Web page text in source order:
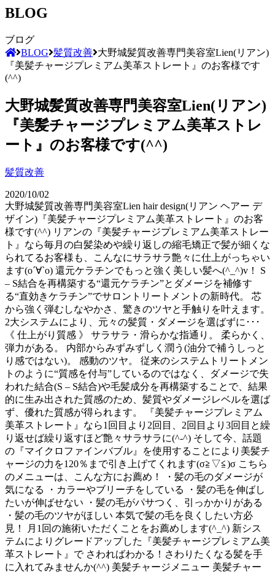
BLOG
ブログ
BLOG 髪質改善 大野城髪質改善専門美容室Lien(リアン)
『美髪チャージプレミアム美革ストレート』のお客様です
(^^)
大野城髪質改善専門美容室Lien(リアン)
『美髪チャージプレミアム美革ストレ
ート』のお客様です(^^)
髪質改善
2020/10/02
大野城髪質改善専門美容室Lien hair design(リアン ヘアー デ
ザイン)『美髪チャージプレミアム美革ストレート』のお客
様です(^^) リアンの『美髪チャージプレミアム美革ストレー
ト』なら毎月の白髪染めや繰り返しの縮毛矯正で髪が細くな
られてるお客様も、こんなにサラサラ艶々に仕上がっちゃい
ます(о´∀`о) 還元ケラチンでもっと強く美しい髪へ(^_^)v！ S
– S結合を再構築する“還元ケラチン”とダメージを補修す
る“直効きケラチン”でサロントリートメントの新時代。 芯
から強く弾むしなやかさ、驚きのツヤと手触りを叶えます。
2大システムにより、元々の髪質・ダメージを選ばずに･･･
《 仕上がり質感 》 サラサラ・滑らかな指通り。 柔らかく、
弾力がある。 内部からみずみずしく潤う(油分で補うしっと
り感ではない)。 感動のツヤ。 従来のシステムトリートメン
トのように“質感を付与”しているのではなく、ダメージで失
われた結合(S – S結合)や毛髪成分を再構築することで、結果
的に生み出された質感のため、髪質やダメージレベルを選ば
ず、優れた質感が得られます。 『美髪チャージプレミアム
美革ストレート』なら1回目より2回目、2回目より3回目と繰
り返せば繰り返すほど艶々サラサラに(^-^) そして今、話題
の『マイクロファインバブル』を使用することにより美髪チ
ャージの力を120％まで引き上げてくれます(σ≧▽≦)σ こちら
のメニューは、こんな方にお薦め！ ・髪の毛のダメージが
気になる ・カラーやブリーチをしている ・髪の毛を伸ばし
たいが伸ばせない ・髪の毛がパサつく、引っかかりがある
・髪の毛のツヤがほしい 本気で髪の毛を良くしたい方必
見！ 月1回の施術いただくことをお薦めします(^_^) 新シス
テムによりグレードアップした『美髪チャージプレミアム美
革ストレート』で さわればわかる！さわりたくなる髪を手
に入れてみませんか(^^) 美髪チャージメニュー 美髪チャー